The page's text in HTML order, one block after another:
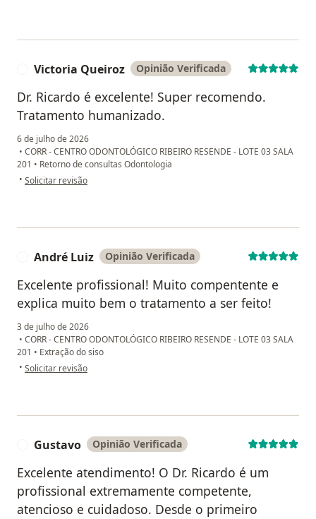
Victoria Queiroz Opinião Verificada
Dr. Ricardo é excelente! Super recomendo.
Tratamento humanizado.
6 de julho de 2026
• CORR - CENTRO ODONTOLÓGICO RIBEIRO RESENDE - LOTE 03 SALA
201 • Retorno de consultas Odontologia
• na opinião do utilizador Victoria Queiroz
Solicitar revisão
André Luiz Opinião Verificada
Excelente profissional! Muito compentente e
explica muito bem o tratamento a ser feito!
3 de julho de 2026
• CORR - CENTRO ODONTOLÓGICO RIBEIRO RESENDE - LOTE 03 SALA
201 • Extração do siso
• na opinião do utilizador André Luiz
Solicitar revisão
Gustavo Opinião Verificada
Excelente atendimento! O Dr. Ricardo é um
profissional extremamente competente,
atencioso e cuidadoso. Desde o primeiro